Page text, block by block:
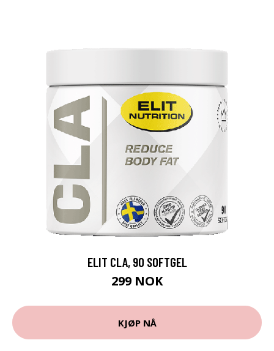
ELIT CLA, 90 SOFTGEL
299 NOK
KJØP NÅ